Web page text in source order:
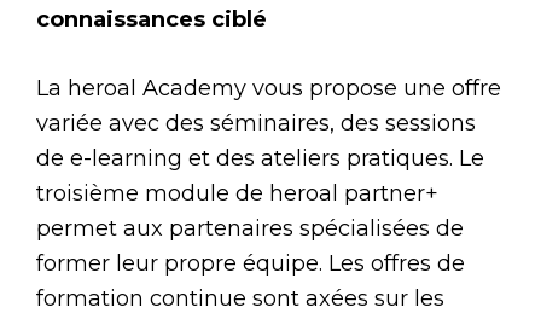
connaissances ciblé
La heroal Academy vous propose une offre
variée avec des séminaires, des sessions
de e-learning et des ateliers pratiques. Le
troisième module de heroal partner+
permet aux partenaires spécialisées de
former leur propre équipe. Les offres de
formation continue sont axées sur les